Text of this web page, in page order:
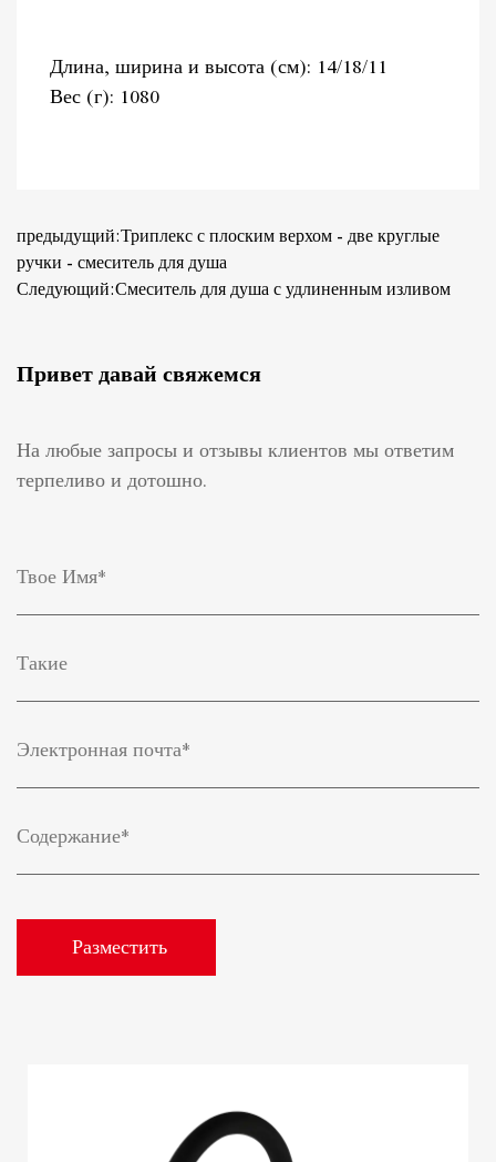
Длина, ширина и высота (см): 14/18/11
Вес (г): 1080
предыдущий:Триплекс с плоским верхом - две круглые
ручки - смеситель для душа
Следующий:Смеситель для душа с удлиненным изливом
Привет давай свяжемся
На любые запросы и отзывы клиентов мы ответим
терпеливо и дотошно.